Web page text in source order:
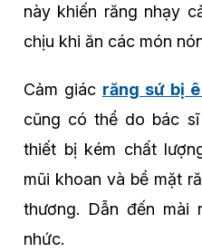
này khiến răng nhạy
chịu khi ăn các món
Cảm giác răng sứ bị
cũng có thể do bác
thiết bị kém chất
mũi khoan và bề mặt
thương. Dẫn đến mài
nhức.